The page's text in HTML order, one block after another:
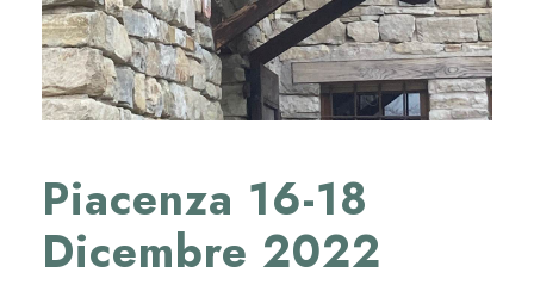
Piacenza 16-18
Dicembre 2022